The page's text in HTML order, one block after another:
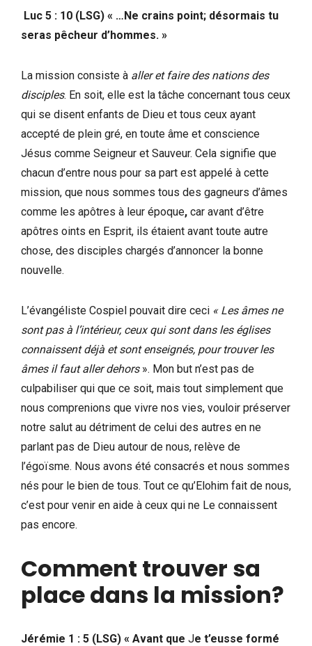
Luc 5 : 10 (LSG) « …Ne crains point; désormais tu
seras pêcheur d’hommes. »
La mission consiste à aller et faire des nations des
disciples. En soit, elle est la tâche concernant tous ceux
qui se disent enfants de Dieu et tous ceux ayant
accepté de plein gré, en toute âme et conscience
Jésus comme Seigneur et Sauveur. Cela signifie que
chacun d’entre nous pour sa part est appelé à cette
mission, que nous sommes tous des gagneurs d’âmes
comme les apôtres à leur époque, car avant d’être
apôtres oints en Esprit, ils étaient avant toute autre
chose, des disciples chargés d’annoncer la bonne
nouvelle.
L’évangéliste Cospiel pouvait dire ceci « Les âmes ne
sont pas à l’intérieur, ceux qui sont dans les églises
connaissent déjà et sont enseignés, pour trouver les
âmes il faut aller dehors». Mon but n’est pas de
culpabiliser qui que ce soit, mais tout simplement que
nous comprenions que vivre nos vies, vouloir préserver
notre salut au détriment de celui des autres en ne
parlant pas de Dieu autour de nous, relève de
l’égoïsme. Nous avons été consacrés et nous sommes
nés pour le bien de tous. Tout ce qu’Elohim fait de nous,
c’est pour venir en aide à ceux qui ne Le connaissent
pas encore.
Comment trouver sa
place dans la mission?
Jérémie 1 : 5 (LSG) « Avant que Je t’eusse formé